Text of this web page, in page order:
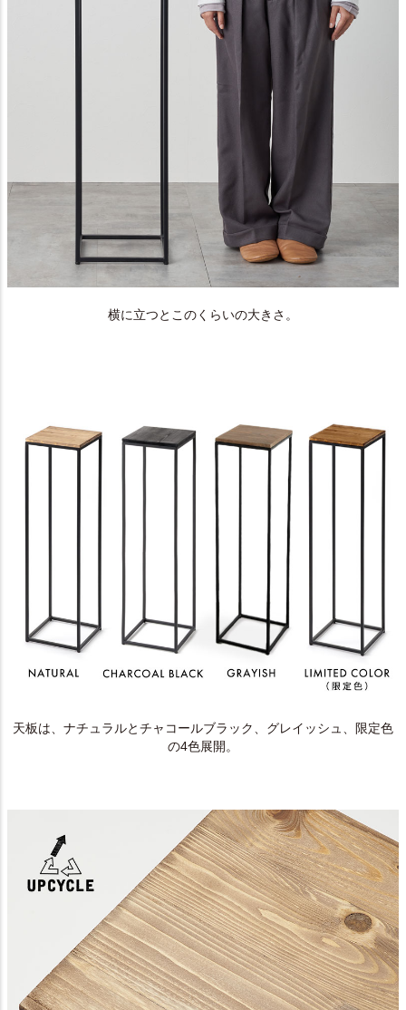
横に立つとこのくらいの大きさ。
天板は、ナチュラルとチャコールブラック、グレイッシュ、限定色
の4色展開。